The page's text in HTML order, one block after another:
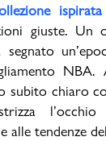
giuste. Un
subito chiaro
alle tendenze